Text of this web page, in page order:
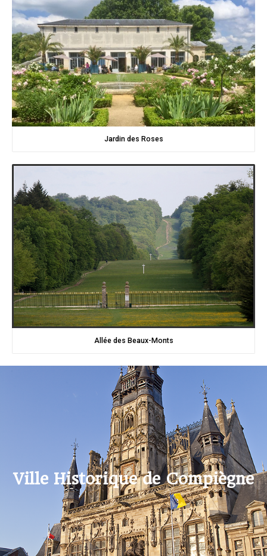
Jardin des Roses
Allée des Beaux-Monts
Ville Historique de Compiègne